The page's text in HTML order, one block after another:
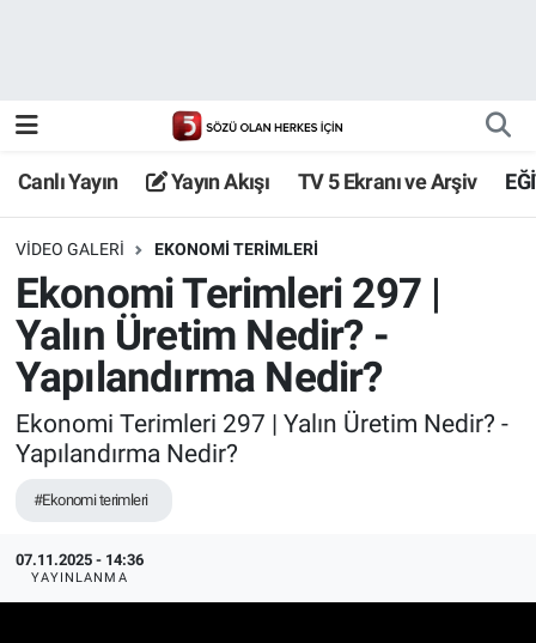
Canlı Yayın Yayın Akışı TV 5 Ekranı ve Arşiv
VIDEO GALERI EKONOMI TERIMLERI
Ekonomi Terimleri 297 |
Yalın Üretim Nedir? -
Yapılandırma Nedir?
Ekonomi Terimleri 297 | Yalın Üretim Nedir? -
Yapılandırma Nedir?
#Ekonomi terimleri
07.11.2025 - 14:36
YAYINLANMA
TV 5 Ekranı ve Arşiv